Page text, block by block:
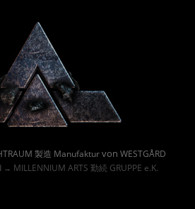
製造 Manufakturvon WESTGÅRD
→ MILLENNIUM ARTS 勤続 GRUPPE e.K.
Powered By :